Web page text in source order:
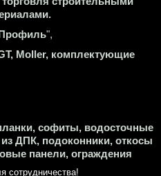
",
Moller, комплектующие
софиты, водосточные
ДПК, подоконники, откосы
панели, ограждения
сотрудничества!